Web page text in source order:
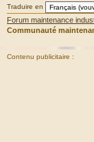
Traduire en
Forum maintenance
Communauté
Contenu publicitaire :